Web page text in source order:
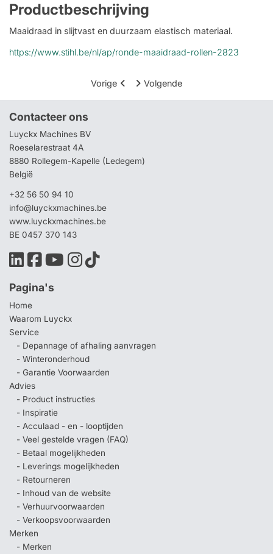
Productbeschrijving
Maaidraad in slijtvast en duurzaam elastisch materiaal.
https://www.stihl.be/nl/ap/ronde-maaidraad-rollen-2823
Vorige Volgende
Contacteer ons
Luyckx Machines BV
Roeselarestraat 4A
8880 Rollegem-Kapelle (Ledegem)
België
+32 56 50 94 10
info@luyckxmachines.be
www.luyckxmachines.be
BE 0457 370 143
Pagina's
Home
Waarom Luyckx
Service
- Depannage of afhaling aanvragen
- Winteronderhoud
- Garantie Voorwaarden
Advies
- Product instructies
- Inspiratie
- Acculaad - en - looptijden
- Veel gestelde vragen (FAQ)
- Betaal mogelijkheden
- Leverings mogelijkheden
- Retourneren
- Inhoud van de website
- Verhuurvoorwaarden
- Verkoopsvoorwaarden
Merken
- Merken